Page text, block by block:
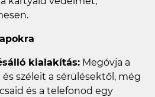
kialakítás: Megóvja a
széleit a sérülésektől, még
és a telefonod egy